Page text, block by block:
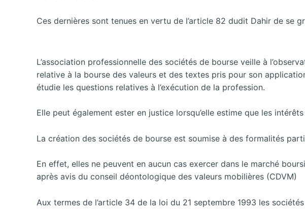
Ces dernières sont tenues en vertu de l’article 82 dudit Dahir de se
L’association professionnelle des sociétés de bourse veille à
relative à la bourse des valeurs et des textes pris pour son
étudie les questions relatives à l’exécution de la profession.
Elle peut également ester en justice lorsqu’elle estime que les
La création des sociétés de bourse est soumise à des formalités
En effet, elles ne peuvent en aucun cas exercer dans le marché
après avis du conseil déontologique des valeurs mobilières (CDVM)
Aux termes de l’article 34 de la loi du 21 septembre 1993 les